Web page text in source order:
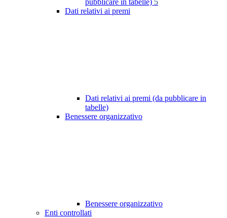
pubblicare in tabelle) 5
Dati relativi ai premi
Dati relativi ai premi (da pubblicare in
tabelle)
Benessere organizzativo
Benessere organizzativo
Enti controllati